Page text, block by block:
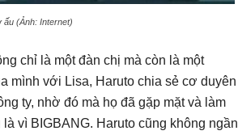
ấu (Ảnh: Internet)
chỉ là một đàn chị mà còn là một
mình với Lisa, Haruto chia sẻ cơ duyên
ty, nhờ đó mà họ đã gặp mặt và làm
vì BIGBANG. Haruto cũng không ngần